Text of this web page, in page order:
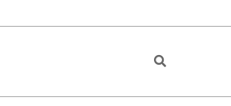
Search